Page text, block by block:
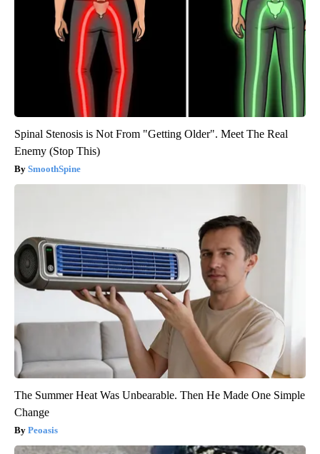
Spinal Stenosis is Not From "Getting Older". Meet The Real
Enemy (Stop This)
SmoothSpine
The Summer Heat Was Unbearable. Then He Made One Simple
Change
Peoasis